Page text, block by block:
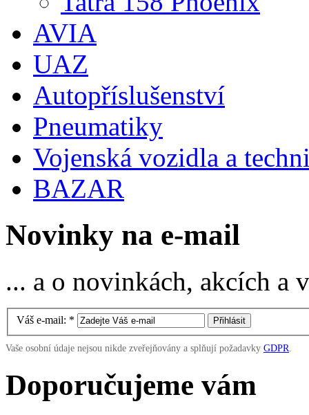
AVIA
UAZ
Autopříslušenství
Pneumatiky
Vojenská vozidla a
BAZAR
Novinky na e-mail
... a o novinkách, akcích
Váš e-mail: *
Vaše osobní údaje nejsou nikde zveřejňovány a splňují požadavky GDPR
Doporučujeme vám